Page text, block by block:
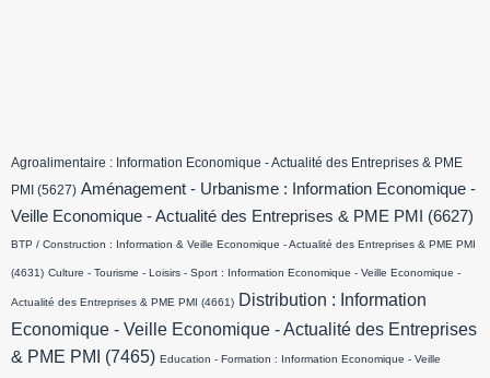
Agroalimentaire : Information Economique - Actualité des Entreprises & PME
PMI (5627) Aménagement - Urbanisme : Information Economique -
Veille Economique - Actualité des Entreprises & PME PMI
(6627)
BTP / Construction : Information & Veille Economique - Actualité des Entreprises & PME PMI
(4631) Culture - Tourisme - Loisirs - Sport : Information Economique - Veille Economique -
Actualité des Entreprises & PME PMI (4661) Distribution : Information
Economique - Veille Economique - Actualité des Entreprises
& PME PMI
(7465) Education - Formation : Information Economique - Veille